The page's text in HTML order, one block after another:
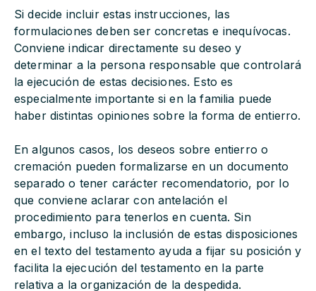
Si decide incluir estas instrucciones, las
formulaciones deben ser concretas e inequívocas.
Conviene indicar directamente su deseo y
determinar a la persona responsable que controlará
la ejecución de estas decisiones. Esto es
especialmente importante si en la familia puede
haber distintas opiniones sobre la forma de entierro.
En algunos casos, los deseos sobre entierro o
cremación pueden formalizarse en un documento
separado o tener carácter recomendatorio, por lo
que conviene aclarar con antelación el
procedimiento para tenerlos en cuenta. Sin
embargo, incluso la inclusión de estas disposiciones
en el texto del testamento ayuda a fijar su posición y
facilita la ejecución del testamento en la parte
relativa a la organización de la despedida.